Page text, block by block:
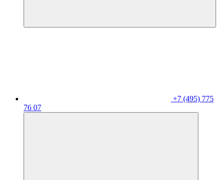
+7 (495) 775
76 07